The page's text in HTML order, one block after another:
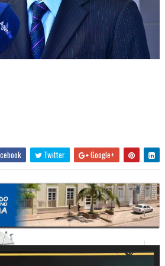
Twitter Google+